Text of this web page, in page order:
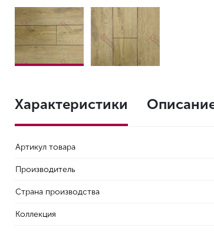
Характеристики
Артикул товара
Производитель
Страна производства
Коллекция